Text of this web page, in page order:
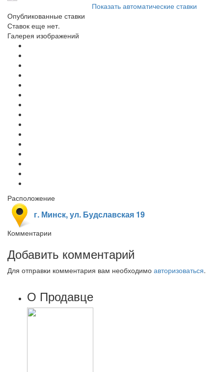
Показать автоматические ставки
Опубликованные ставки
Ставок еще нет.
Галерея изображений
Расположение
г. Минск, ул. Будславская 19
Комментарии
Добавить комментарий
Для отправки комментария вам необходимо авторизоваться.
О Продавце